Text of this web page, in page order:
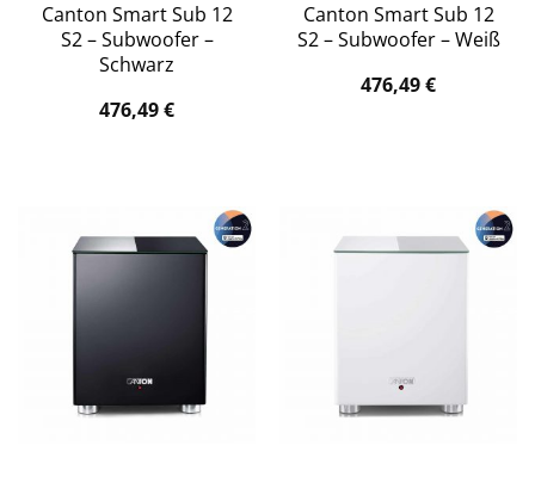
Canton Smart Sub 12
S2 – Subwoofer –
Schwarz
476,49€
Canton Smart Sub 12
S2 – Subwoofer – Weiß
476,49€